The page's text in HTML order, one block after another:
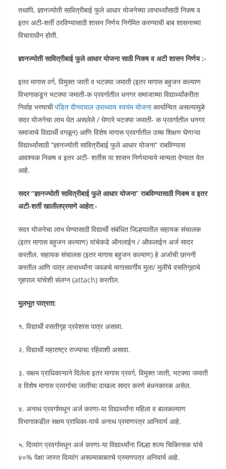
तथापि, ज्ञानज्योती सावित्रीबाई फुले आधार योजनेच्या लाभार्थ्यांसाठी निकष व
इतर अटी-शर्ती ठरविण्यासाठी शासन निर्णय निर्गमित करण्याची बाब शासनाच्या
विचाराधीन होती.
ज्ञानज्योती सावित्रीबाई फुले आधार योजना साठी निकष व अटी शासन निर्णय :-
इतर मागास वर्ग, विमुक्त जाती व भटक्या जमाती (इतर मागास बहुजन कल्याण
विभागाकडून भटक्या जमाती-क प्रवर्गातील धनगर समाजाच्या विद्यार्थ्यांकरीता
निर्वाह भत्त्याचीपंडित दीनदयाल उपाध्याय स्वयंम योजनाकार्यान्वित असल्यामुळे
सदर योजनेचा लाभ घेत असलेले / घेणारे भटक्या जमाती- क प्रवर्गातील धनगर
समाजाचे विद्यार्थी वगळून) आणि विशेष मागास प्रवर्गातील उच्च शिक्षण घेणाऱ्या
विद्यार्थ्यांसाठी “ज्ञानज्योती सावित्रीबाई फुले आधार योजना” राबविण्यास
आवश्यक निकष व इतर अटी- शर्तीस या शासन निर्णयान्वये मान्यता देण्यात येत
आहे.
सदर “ज्ञानज्योती सावित्रीबाई फुले आधार योजना” राबविण्यासाठी निकष व इतर
अटी-शर्ती खालीलप्रमाणे आहेत:-
सदर योजनेचा लाभ घेण्यासाठी विद्यार्थी संबंधित जिल्हयातील सहायक संचालक
(इतर मागास बहुजन कल्याण) यांचेकडे ऑनलाईन / ऑफलाईन अर्ज सादर
करतील. सहायक संचालक (इतर मागास बहुजन कल्याण) हे अर्जाची छाननी
करतील आणि पात्र लाभार्थ्यांना जवळचे मागासवर्गीय मुला/ मुलींचे वसतिगृहाचे
गृहपाल यांचेशी संलग्न (attach) करतील.
मुलभूत पात्रता:
१. विद्यार्थी वसतीगृह प्रवेशास पात्र असावा.
२. विद्यार्थी महाराष्ट्र राज्याचा रहिवाशी असावा.
३. सक्षम प्राधिकाऱ्याने दिलेला इतर मागास प्रवर्ग, विमुक्त जाती, भटक्या जमाती
व विशेष मागास प्रवर्गाचा जातीचा दाखला सादर करणे बंधनकारक असेल.
४. अनाथ प्रवर्गामधून अर्ज करणा-या विद्यार्थ्यांना महिला व बालकल्याण
विभागाकडील सक्षम प्राधिका-याचे अनाथ प्रमाणपत्र आनिवार्य आहे.
५. दिव्यांग प्रवर्गामधून अर्ज करणा-या विद्यार्थ्यांना जिल्हा शल्य चिकित्सक यांचे
४०% पेक्षा जास्त दिव्यांग असल्याबाबतचे प्रमाणपत्र अनिवार्य आहे.